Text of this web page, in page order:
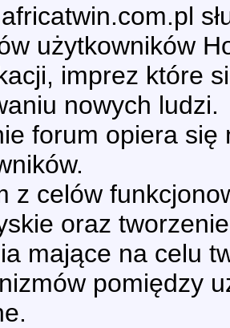
użytkowników
imprez które
nowych ludzi.
forum opiera
z celów
oraz
mające na celu
pomiędzy